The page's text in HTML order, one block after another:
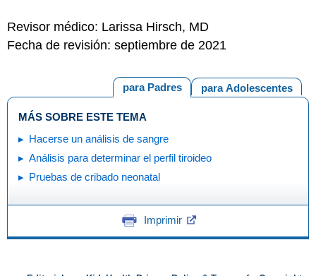
Revisor médico: Larissa Hirsch, MD
Fecha de revisión: septiembre de 2021
para Adolescentes
para Padres
MÁS SOBRE ESTE TEMA
Hacerse un análisis de sangre
Análisis para determinar el perfil tiroideo
Pruebas de cribado neonatal
Imprimir